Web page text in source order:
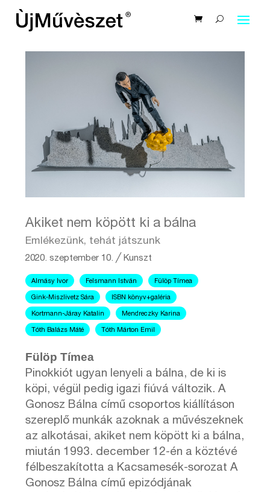
Akiket nem köpött ki a bálna
Emlékezünk, tehát játszunk
2020. szeptember 10. ╱Kunszt
Almásy Ivor Felsmann István Fülöp Tímea
Gink-Miszlivetz Sára ISBN könyv+galéria
Kortmann-Járay Katalin Mendreczky Karina
Tóth Balázs Máté Tóth Márton Emil
Fülöp Tímea
Pinokkiót ugyan lenyeli a bálna, de ki is
köpi, végül pedig igazi fiúvá változik. A
Gonosz Bálna című csoportos kiállításon
szereplő munkák azoknak a művészeknek
az alkotásai, akiket nem köpött ki a bálna,
miután 1993. december 12-én a köztévé
félbeszakította a Kacsamesék-sorozat A
Gonosz Bálna című epizódjának